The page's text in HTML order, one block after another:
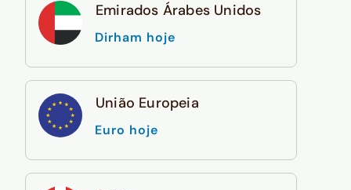
Emirados Árabes Unidos
Dirham hoje
União Europeia
Euro hoje